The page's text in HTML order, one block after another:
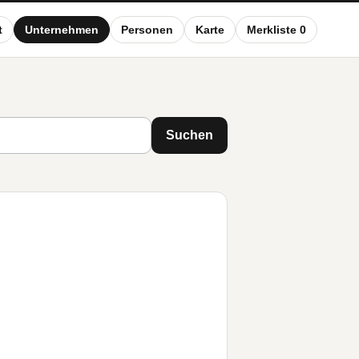
Unternehmen Personen Karte Merkliste 0
Suchen